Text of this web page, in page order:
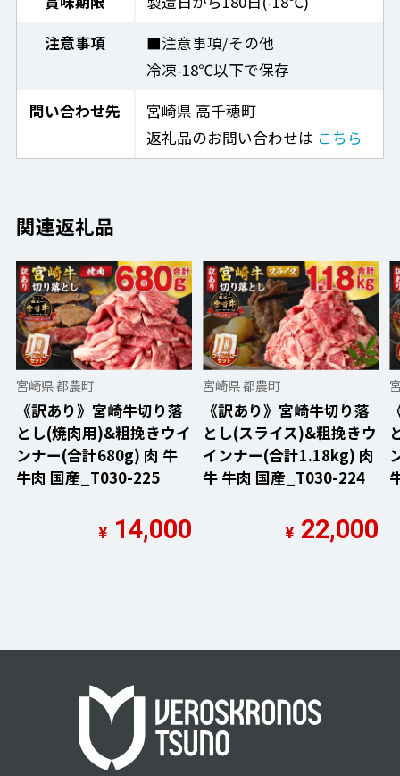
注意事項
■注意事項/その他
冷凍-18℃以下で保存
問い合わせ先
宮崎県 高千穂町
返礼品のお問い合わせは こちら
関連返礼品
宮崎県 都農町
《訳あり》宮崎牛切り落
とし(焼肉用)&粗挽きウイ
ンナー(合計680g) 肉 牛
牛肉 国産_T030-225
¥ 14,000
宮崎県 都農町
《訳あり》宮崎牛切り落
とし(スライス)&粗挽きウ
インナー(合計1.18kg) 肉
牛 牛肉 国産_T030-224
¥ 22,000